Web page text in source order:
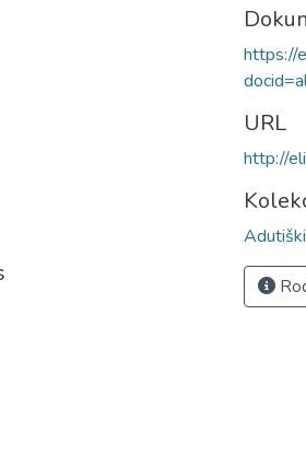
https://
URL
http://